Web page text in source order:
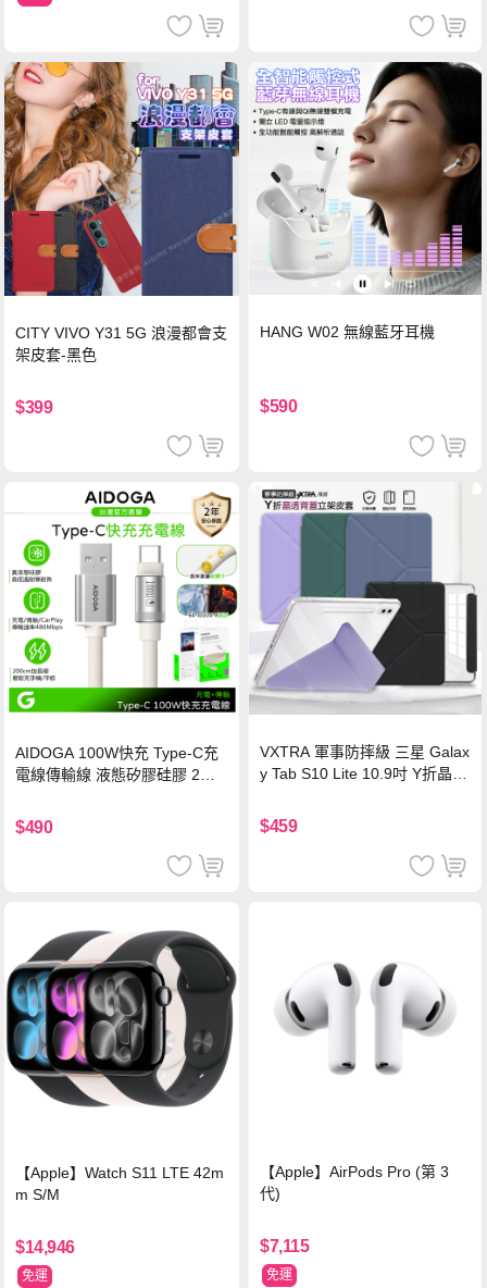
CITY VIVO Y31 5G 浪漫都會支
架皮套-黑色
$399
HANG W02 無線藍牙耳機
$590
AIDOGA 100W快充 Type-C充
電線傳輸線 液態矽膠硅膠 2M
$490
VXTRA 軍事防摔級 三星 Galax
y Tab S10 Lite 10.9吋 Y折晶透
$459
【Apple】Watch S11 LTE 42m
m S/M
$14,946
免運
【Apple】AirPods Pro (第 3
代)
$7,115
免運